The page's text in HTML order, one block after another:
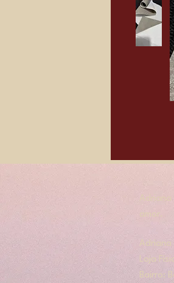
amor.
Loja
Bairro: